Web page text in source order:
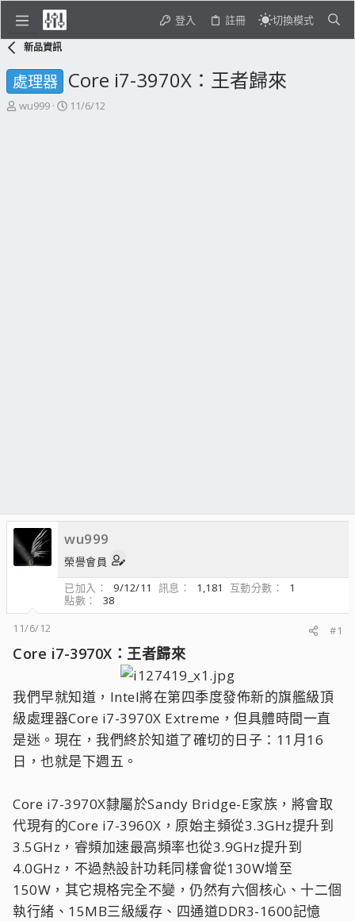
登入 註冊 切換模式
新品資訊
處理器 Core i7-3970X：王者歸來
主
wu999
開
11/6/12
wu999
榮譽會員
已加入
9/12/11 訊息 1,181 互動分數
1
點數
38
11/6/12
#1
Core i7-3970X：王者歸來
我們早就知道，Intel將在第四季度發佈新的旗艦級頂
級處理器Core i7-3970X Extreme，但具體時間一直
是迷。現在，我們終於知道了確切的日子：11月16
日，也就是下週五。
Core i7-3970X隸屬於Sandy Bridge-E家族，將會取
代現有的Core i7-3960X，原始主頻從3.3GHz提升到
3.5GHz，睿頻加速最高頻率也從3.9GHz提升到
4.0GHz，不過熱設計功耗同樣會從130W增至
150W，其它規格完全不變，仍然有六個核心、十二個
執行緒、15MB三級緩存、四通道DDR3-1600記憶